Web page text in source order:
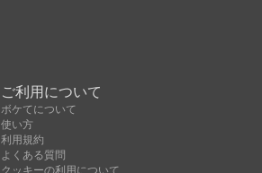
ご利用について
ボケてについて
使い方
利用規約
よくある質問
クッキーの利用について